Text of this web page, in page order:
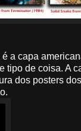
é a capa
tipo de coisa. A
dos posters